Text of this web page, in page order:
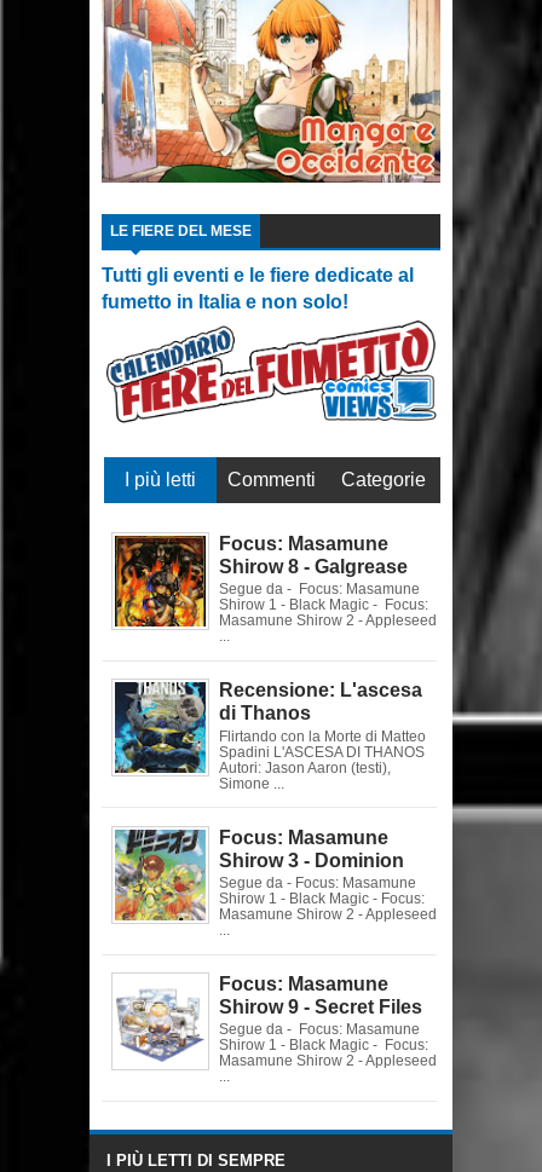
LE FIERE DEL MESE
Tutti gli eventi e le fiere dedicate al
fumetto in Italia e non solo!
I più letti Commenti Categorie
Focus: Masamune
Shirow 8 - Galgrease
Segue da - Focus: Masamune
Shirow 1 - Black Magic - Focus:
Masamune Shirow 2 - Appleseed
Recensione: L'ascesa
di Thanos
Flirtando con la Morte di Matteo
Spadini L'ASCESA DI THANOS
Autori: Jason Aaron (testi),
Simone ...
Focus: Masamune
Shirow 3 - Dominion
Segue da - Focus: Masamune
Shirow 1 - Black Magic - Focus:
Masamune Shirow 2 - Appleseed
Focus: Masamune
Shirow 9 - Secret Files
Segue da - Focus: Masamune
Shirow 1 - Black Magic - Focus:
Masamune Shirow 2 - Appleseed
I PIÙ LETTI DI SEMPRE